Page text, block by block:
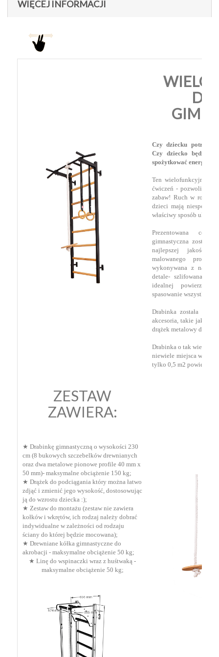
WIĘCEJ INFORMACJI
Czy dziecku
Czy dziecko będzie
spożytkować energię
Ten wielofunkcyjny
ćwiczeń - pozwoli
zabaw! Ruch w
dzieci mają niespożyte
właściwy sposób
Prezentowana
gimnastyczna została
najlepszej jakości
malowanego
wykonywana z
detale- szlifowana i
idealnej
spasowanie wszystkich
Drabinka została
akcesoria, takie jak lina
drążek metalowy do
Drabinka o tak wielkich
niewiele miejsca w
tylko 0,5 m2
ZESTAW
ZAWIERA:
★ Drabinkę gimnastyczną o wysokości 230
cm (8 bukowych szczebelków drewnianych
oraz dwa metalowe pionowe profile 40 mm x
50 mm)- maksymalne obciążenie 150 kg;
★ Drążek do podciągania który można łatwo
zdjąć i zmienić jego wysokość, dostosowując
ją do wzrostu dziecka :);
★ Zestaw do montażu (zestaw nie zawiera
kołków i wkrętów, ich rodzaj należy dobrać
indywidualne w zależności od rodzaju
ściany do której będzie mocowana);
★ Drewniane kółka gimnastyczne do
akrobacji - maksymalne obciążenie 50 kg;
★ Linę do wspinaczki wraz z huśtwaką -
maksymalne obciążenie 50 kg;